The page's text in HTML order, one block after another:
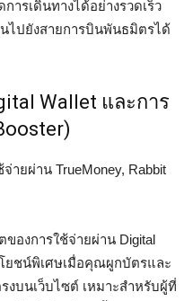
รเดินทางได้อย่างรวดเร็ว
ไปยังสายการบินพันธมิตรได้
Wallet และการ
ายผ่าน TrueMoney, Rabbit
ของการใช้จ่ายผ่าน Digital
ยชน์พิเศษเมื่อคุณผูกบัตรและ
งบนเว็บไซต์ เหมาะสำหรับผู้ที่